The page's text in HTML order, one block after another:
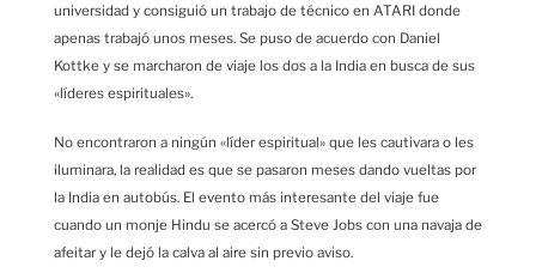
universidad y consiguió un trabajo de técnico en ATARI donde
apenas trabajó unos meses. Se puso de acuerdo con Daniel
Kottke y se marcharon de viaje los dos a la India en busca de sus
«líderes espirituales».
No encontraron a ningún «líder espiritual» que les cautivara o les
iluminara, la realidad es que se pasaron meses dando vueltas por
la India en autobús. El evento más interesante del viaje fue
cuando un monje Hindu se acercó a Steve Jobs con una navaja de
afeitar y le dejó la calva al aire sin previo aviso.